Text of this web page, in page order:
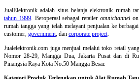
JualElektronik adalah situs belanja elektronik rumah
tahun 1999. Beroperasi sebagai retaileromnichannel
rumah tangga yang telah melayani penjualan ke
customer, government, dan corporate project.
Jualelektronik.com juga menjual melalui toko retail
Nomor 28-29, Mangga Dua, Jakarta Pusat dan di
Pinangsia Raya Kota No.50 Mangga Besar.